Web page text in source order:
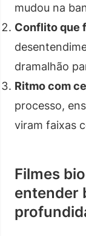
mudou na
Conflito que
dramalhão
Ritmo com
processo,
viram faixas
Filmes
entender